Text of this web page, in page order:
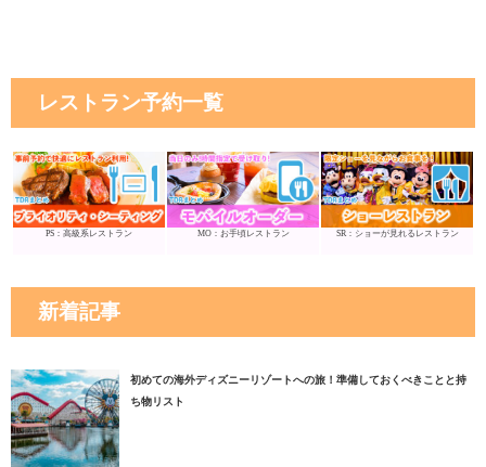
レストラン予約一覧
PS：高級系レストラン MO：お手頃レストラン SR：ショーが見れるレストラン
新着記事
初めての海外ディズニーリゾートへの旅！準備しておくべきことと持
ち物リスト